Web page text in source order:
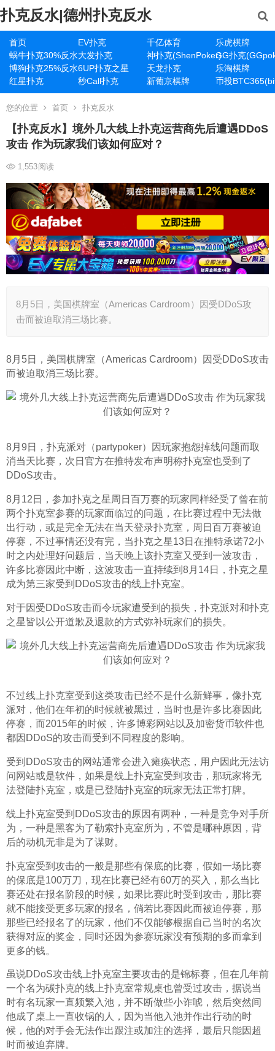
扑克反水|德州扑克反水
首页 EV扑克 千亿体育
乐虎棋牌
蜗牛扑克30%反水大发扑克 神扑克(ShenPoker)GG扑克
博狗扑克25%反水6UP扑克之星 天龙扑克
乐淘棋牌
红星扑克
秒Call扑克 新葡京棋牌 币投
您的位置 首页 扑克反水
【扑克反水】境外几大线上扑克运营商先后遭遇DDoS
攻击 作为玩家我们该如何应对？
1,553阅读
8月5日，美国棋牌室（Americas Cardroom）因受DDoS攻
击而被迫取消三场比赛。
8月5日，美国棋牌室（Americas Cardroom）因受DDoS攻击
而被迫取消三场比赛。
8月9日，扑克派对（partypoker）因玩家抱怨掉线问题而取
消当天比赛，次日官方在推特发布声明称扑克室也受到了
DDoS攻击。
8月12日，参加扑克之星周日百万赛的玩家同样经受了曾在前
两个扑克室参赛的玩家面临过的问题，在比赛过程中无法做
出行动，或是完全无法在当天登录扑克室，周日百万赛被迫
停赛，不过事情还没有完，当扑克之星13日在推特承诺72小
时之内处理好问题后，当天晚上该扑克室又受到一波攻击，
许多比赛因此中断，这波攻击一直持续到8月14日，扑克之星
成为第三家受到DDoS攻击的线上扑克室。
对于因受DDoS攻击而令玩家遭受到的损失，扑克派对和扑克
之星皆以公开道歉及退款的方式弥补玩家们的损失。
不过线上扑克室受到这类攻击已经不是什么新鲜事，像扑克
派对，他们在年初的时候就被黑过，当时也是许多比赛因此
停赛，而2015年的时候，许多博彩网站以及加密货币软件也
都因DDoS的攻击而受到不同程度的影响。
受到DDoS攻击的网站通常会进入瘫痪状态，用户因此无法访
问网站或是软件，如果是线上扑克室受到攻击，那玩家将无
法登陆扑克室，或是已登陆扑克室的玩家无法正常打牌。
线上扑克室受到DDoS攻击的原因有两种，一种是竞争对手所
为，一种是黑客为了勒索扑克室所为，不管是哪种原因，背
后的动机无非是为了谋财。
扑克室受到攻击的一般是那些有保底的比赛，假如一场比赛
的保底是100万刀，现在比赛已经有60万的买入，那么当比
赛还处在报名阶段的时候，如果比赛此时受到攻击，那比赛
就不能接受更多玩家的报名，倘若比赛因此而被迫停赛，那
那些已经报名了的玩家，他们不仅能够根据自己当时的名次
获得对应的奖金，同时还因为参赛玩家没有预期的多而拿到
更多的钱。
虽说DDoS攻击线上扑克室主要攻击的是锦标赛，但在几年前
一个名为碳扑克的线上扑克室常规桌也曾受过攻击，据说当
时有名玩家一直频繁入池，并不断做些小诈唬，然后突然间
他成了桌上一直收锅的人，因为当他入池并作出行动的时
候，他的对手会无法作出跟注或加注的选择，最后只能因超
时而被迫弃牌。